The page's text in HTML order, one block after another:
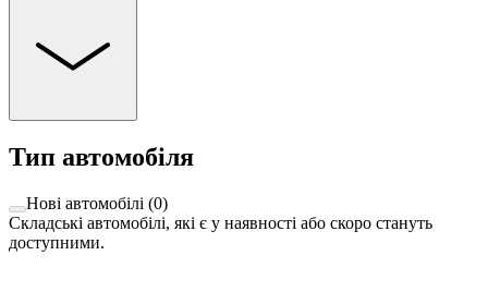
Тип автомобіля
Нові автомобілі (0)
Складські автомобілі, які є у наявності або скоро стануть
доступними.